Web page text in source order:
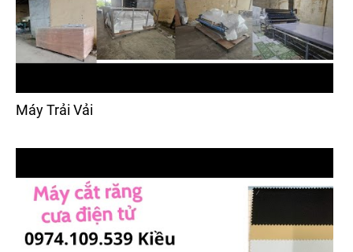
Máy Trải Vải